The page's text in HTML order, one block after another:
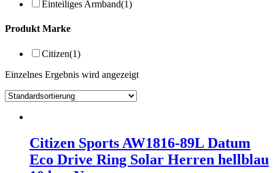
Einteiliges Armband(1)
Produkt Marke
Citizen(1)
Einzelnes Ergebnis wird angezeigt
Citizen Sports AW1816-89L Datum
Eco Drive Ring Solar Herren hellblau